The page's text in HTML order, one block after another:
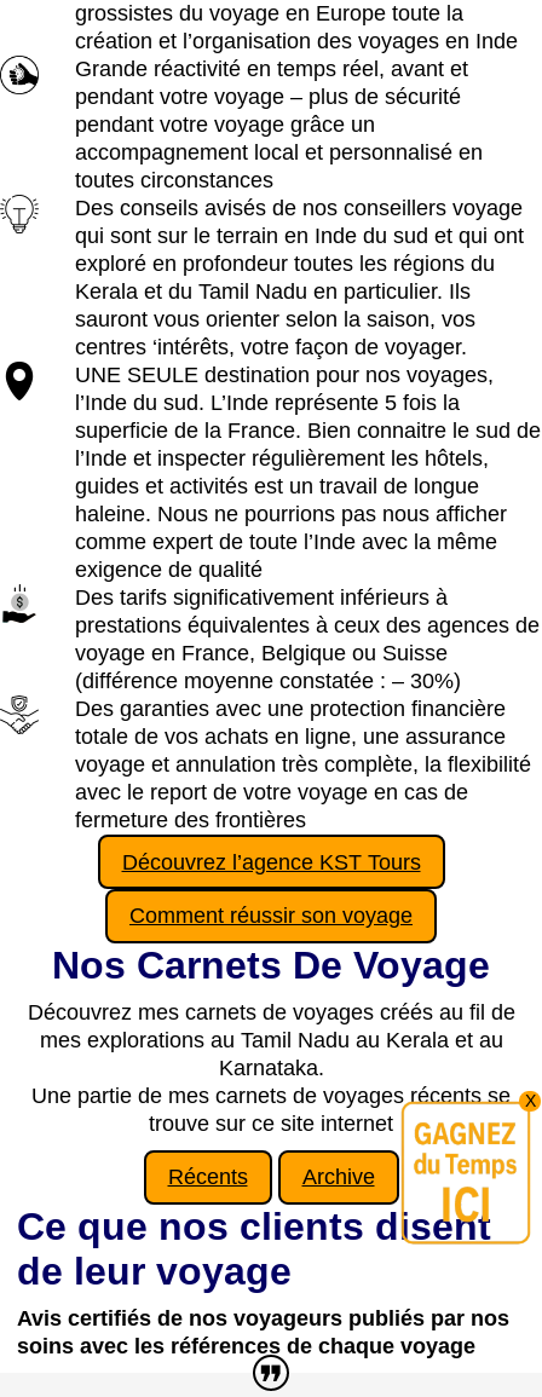
grossistes du voyage en Europe toute la
création et l’organisation des voyages en Inde
Grande réactivité en temps réel, avant et
pendant votre voyage – plus de sécurité
pendant votre voyage grâce un
accompagnement local et personnalisé en
toutes circonstances
Des conseils avisés de nos conseillers voyage
qui sont sur le terrain en Inde du sud et qui ont
exploré en profondeur toutes les régions du
Kerala et du Tamil Nadu en particulier. Ils
sauront vous orienter selon la saison, vos
centres ‘intérêts, votre façon de voyager.
UNE SEULE destination pour nos voyages,
l’Inde du sud. L’Inde représente 5 fois la
superficie de la France. Bien connaitre le sud de
l’Inde et inspecter régulièrement les hôtels,
guides et activités est un travail de longue
haleine. Nous ne pourrions pas nous afficher
comme expert de toute l’Inde avec la même
exigence de qualité
Des tarifs significativement inférieurs à
prestations équivalentes à ceux des agences de
voyage en France, Belgique ou Suisse
(différence moyenne constatée : – 30%)
Des garanties avec une protection financière
totale de vos achats en ligne, une assurance
voyage et annulation très complète, la flexibilité
avec le report de votre voyage en cas de
fermeture des frontières
Découvrez l’agence KST Tours
Comment réussir son voyage
Nos Carnets De Voyage
Découvrez mes carnets de voyages créés au fil de
mes explorations au Tamil Nadu au Kerala et au
Karnataka.
Une partie de mes carnets de voyages récents se
trouve sur ce site internet
Récents Archive
Ce que nos clients disent
de leur voyage
Avis certifiés de nos voyageurs publiés par nos
soins avec les références de chaque voyage
❝
X